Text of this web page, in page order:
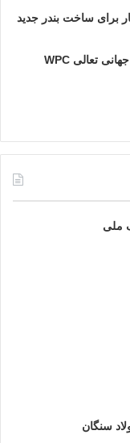
پتروشیمی نوری در جمع فینالیست‌های جایزه جهانی تعالی WPC
ملی
سنگان